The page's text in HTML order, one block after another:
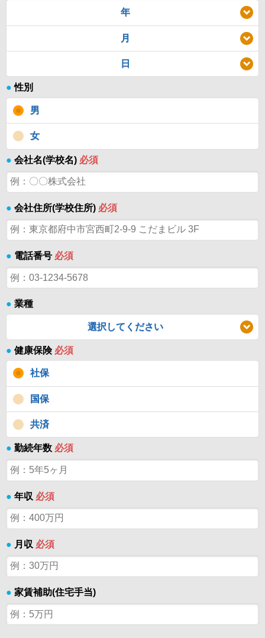
年
月
日
● 性別
男
女
● 会社名(学校名) 必須
● 会社住所(学校住所) 必須
● 電話番号 必須
● 業種
選択してください
● 健康保険 必須
社保
国保
共済
● 勤続年数 必須
● 年収 必須
● 月収 必須
● 家賃補助(住宅手当)